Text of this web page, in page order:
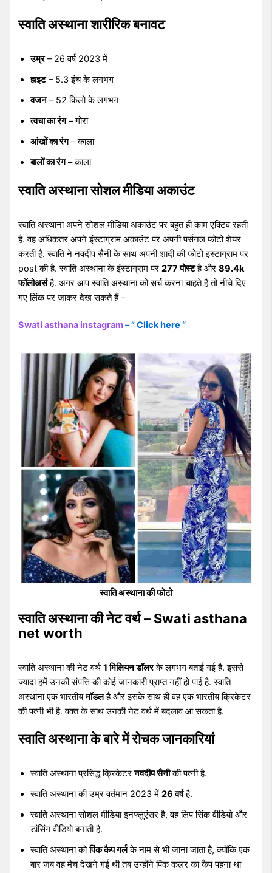
स्वाति अस्थाना शारीरिक बनावट
उम्र– 26 वर्ष 2023 में
हाइट– 5.3 इंच के लगभग
वजन– 52 किलो के लगभग
त्वचा का रंग– गोरा
आंखों का रंग– काला
बालों का रंग– काला
स्वाति अस्थाना सोशल मीडिया अकाउंट
स्वाति अस्थाना अपने सोशल मीडिया अकाउंट पर बहुत ही काम एक्टिव रहती
है. वह अधिकतर अपने इंस्टाग्राम अकाउंट पर अपनी पर्सनल फोटो शेयर
करती है. स्वाति ने नवदीप सैनी के साथ अपनी शादी की फोटो इंस्टाग्राम पर
post की है. स्वाति अस्थाना के इंस्टाग्राम पर277 पोस्टहै और89.4k
फॉलोअर्सहै. अगर आप स्वाति अस्थाना को सर्च करना चाहते हैं तो नीचे दिए
गए लिंक पर जाकर देख सकते हैं –
Swati asthana instagram– ” Click here “
स्वाति अस्थाना की फोटो
स्वाति अस्थाना की नेट वर्थ – Swati asthana
net worth
स्वाति अस्थाना की नेट वर्थ1 मिलियन डॉलरके लगभग बताई गई है. इससे
ज्यादा हमें उनकी संपत्ति की कोई जानकारी प्राप्त नहीं हो पाई है. स्वाति
अस्थाना एक भारतीयमॉडलहै और इसके साथ ही वह एक भारतीय क्रिकेटर
की पत्नी भी है. वक्त के साथ उनकी नेट वर्थ में बदलाव आ सकता है.
स्वाति अस्थाना के बारे में रोचक जानकारियां
स्वाति अस्थाना प्रसिद्ध क्रिकेटरनवदीप सैनीकी पत्नी है.
स्वाति अस्थाना की उम्र वर्तमान 2023 में26 वर्षहै.
स्वाति अस्थाना सोशल मीडिया इनफ्लुएंसर है, वह लिप सिंक वीडियो और
डांसिंग वीडियो बनाती है.
स्वाति अस्थाना कोपिंक कैप गर्लके नाम से भी जाना जाता है, क्योंकि एक
बार जब वह मैच देखने गई थी तब उन्होंने पिंक कलर का कैप पहना था